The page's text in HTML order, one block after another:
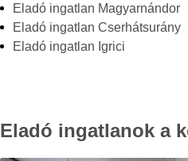
Eladó ingatlan Magyarnándor
Eladó ingatlan Cserhátsurány
Eladó ingatlan Igrici
Eladó ingatlanok a